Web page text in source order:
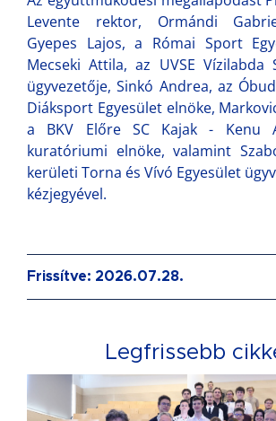
Levente rektor, Ormándi
Gyepes Lajos, a Római Sport
Mecseki Attila, az UVSE Vízilabda
ügyvezetője, Sinkó Andrea, az
Diáksport Egyesület elnöke,
a BKV Előre SC Kajak - Kenu
kuratóriumi elnöke, valamint
kerületi Torna és Vívó Egyesület
kézjegyével.
Frissítve: 2026.07.28.
Legfrissebb